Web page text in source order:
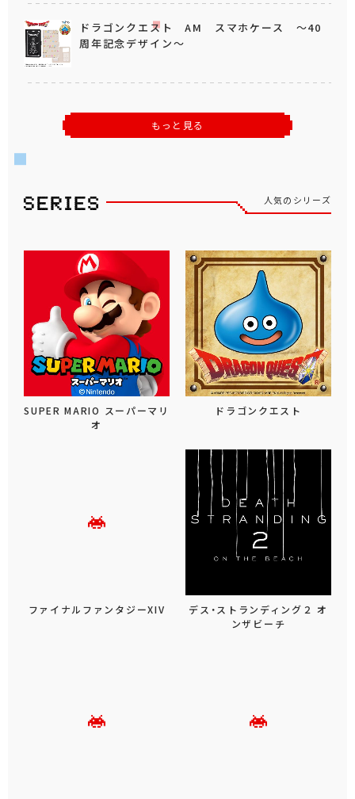
ドラゴンクエスト AM スマホケース ～40
周年記念デザイン～
もっと見る
人気のシリーズ
SUPER MARIO スーパーマリ
オ
ドラゴンクエスト
ファイナルファンタジーXIV
デス・ストランディング２ オ
ンザビーチ